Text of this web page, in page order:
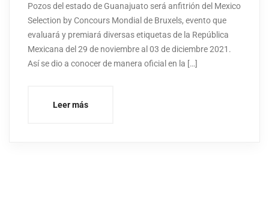
Pozos del estado de Guanajuato será anfitrión del Mexico
Selection by Concours Mondial de Bruxels, evento que
evaluará y premiará diversas etiquetas de la República
Mexicana del 29 de noviembre al 03 de diciembre 2021.
Así se dio a conocer de manera oficial en la […]
Leer más